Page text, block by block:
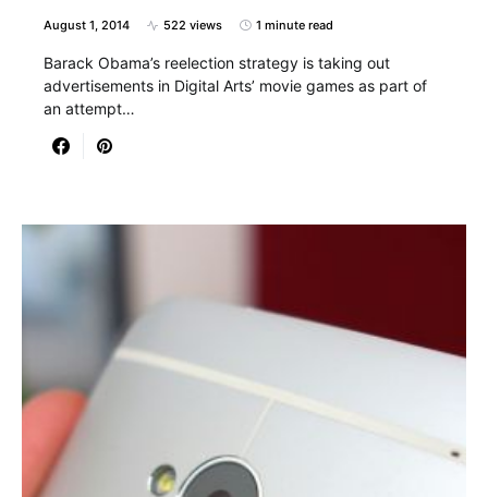
August 1, 2014 522 views 1 minute read
Barack Obama’s reelection strategy is taking out
advertisements in Digital Arts’ movie games as part of
an attempt…